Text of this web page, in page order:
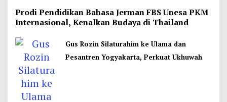
Prodi Pendidikan Bahasa Jerman FBS Unesa PKM
Internasional, Kenalkan Budaya di Thailand
Gus Rozin Silaturahim ke Ulama dan
Pesantren Yogyakarta, Perkuat Ukhuwah